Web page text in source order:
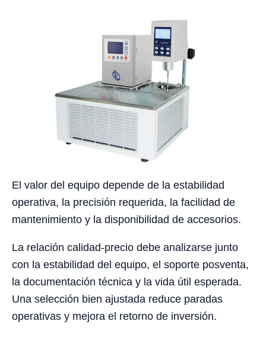
El valor del equipo depende de la estabilidad
operativa, la precisión requerida, la facilidad de
mantenimiento y la disponibilidad de accesorios.
La relación calidad-precio debe analizarse junto
con la estabilidad del equipo, el soporte posventa,
la documentación técnica y la vida útil esperada.
Una selección bien ajustada reduce paradas
operativas y mejora el retorno de inversión.